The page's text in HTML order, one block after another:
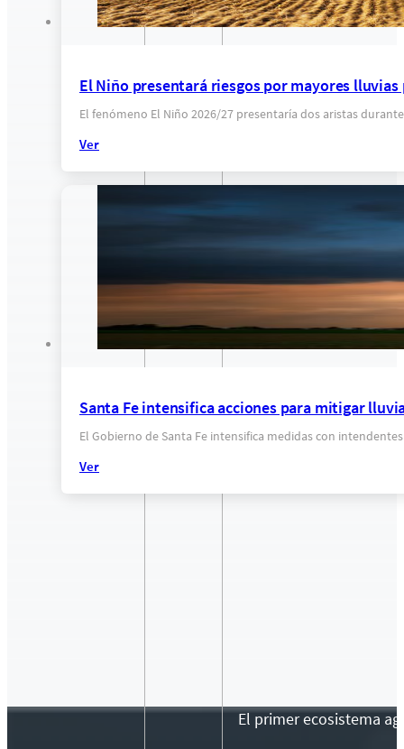
El Niño presentará riesgos por mayores
El fenómeno El Niño 2026/27 presentaría dos aristas
Ver
Santa Fe intensifica acciones para mitigar
El Gobierno de Santa Fe intensifica medidas con
Ver
El primer ecosistema